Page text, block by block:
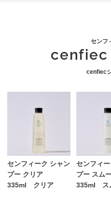
センフ
cenfiec
cenfiec
センフィーク シャン
プー クリア
335ml クリア
センフィ
プー スム
335ml ス